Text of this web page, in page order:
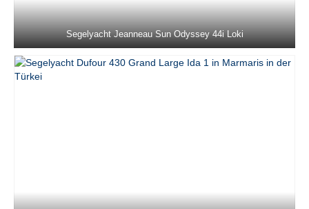
Jeanneau Sun Odyssey 36i Schnecke in
Marmaris in der Türkei
Jeanneau Sun Odyssey 37 Kacamak in
Marmaris in der Türkei
Segelyacht Jeanneau Sun Odyssey 44i Loki